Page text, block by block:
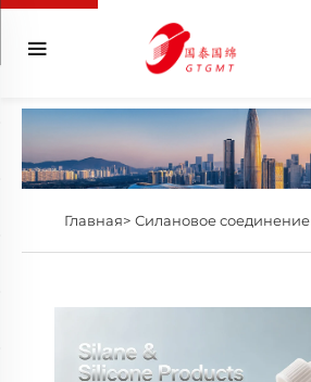
Главная> Силановое соединение